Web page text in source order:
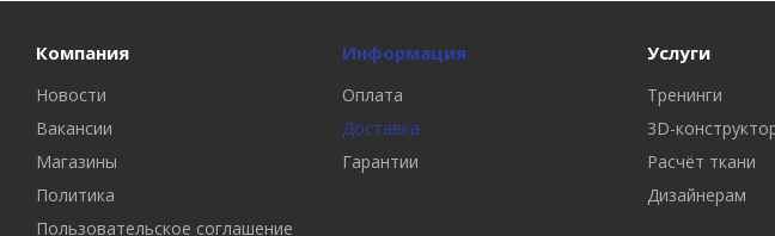
Компания
Новости
Вакансии
Магазины
Политика
Пользовательское соглашение
Информация
Оплата
Доставка
Гарантии
Услуги
Тренинги
3D-
Расчёт ткани
Дизайнерам